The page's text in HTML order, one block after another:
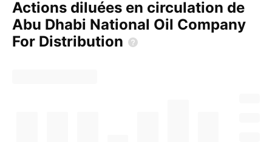
Actions diluées en circulation de
Abu Dhabi National Oil Company
For Distribution